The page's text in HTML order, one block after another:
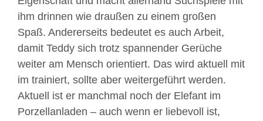
ihm drinnen wie draußen zu einem großen
Spaß. Andererseits bedeutet es auch Arbeit,
damit Teddy sich trotz spannender Gerüche
weiter am Mensch orientiert. Das wird aktuell mit
im trainiert, sollte aber weitergeführt werden.
Aktuell ist er manchmal noch der Elefant im
Porzellanladen – auch wenn er liebevoll ist,